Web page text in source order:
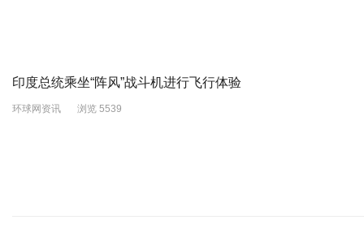
印度总统乘坐“阵风”战斗机进行飞行体验
环球网资讯 浏览 5539